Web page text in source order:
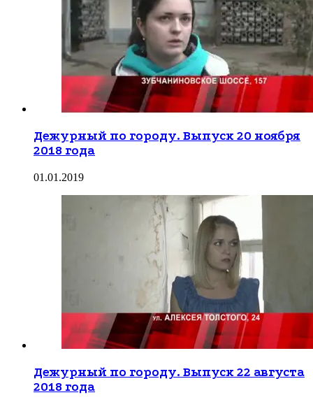
Дежурный по городу. Выпуск 20 ноября
2018 года
01.01.2019
Дежурный по городу. Выпуск 22 августа
2018 года